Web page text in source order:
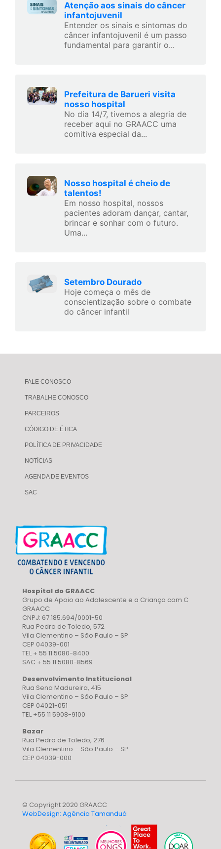
Atenção aos sinais do câncer
infantojuvenil
Entender os sinais e sintomas do
câncer infantojuvenil é um passo
fundamental para garantir o...
Prefeitura de Barueri visita
nosso hospital
No dia 14/7, tivemos a alegria de
receber aqui no GRAACC uma
comitiva especial da...
Nosso hospital é cheio de
talentos!
Em nosso hospital, nossos
pacientes adoram dançar, cantar,
brincar e sonhar com o futuro.
Uma...
Setembro Dourado
Hoje começa o mês de
conscientização sobre o combate
do câncer infantil
FALE CONOSCO
TRABALHE CONOSCO
PARCEIROS
CÓDIGO DE ÉTICA
POLÍTICA DE PRIVACIDADE
NOTÍCIAS
AGENDA DE EVENTOS
SAC
Hospital do GRAACC
Grupo de Apoio ao Adolescente e a Criança com C
GRAACC
CNPJ: 67.185.694/0001-50
Rua Pedro de Toledo, 572
Vila Clementino – São Paulo – SP
CEP 04039-001
TEL + 55 11 5080-8400
SAC + 55 11 5080-8569
Desenvolvimento Institucional
Rua Sena Madureira, 415
Vila Clementino – São Paulo – SP
CEP 04021-051
TEL +55 11 5908-9100
Bazar
Rua Pedro de Toledo, 276
Vila Clementino – São Paulo – SP
CEP 04039-000
© Copyright 2020 GRAACC
WebDesign: Agência Tamanduá